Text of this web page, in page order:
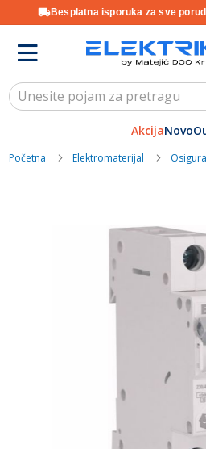
Besplatna isporuka za sve
AkcijaNovo
Početna Elektromaterijal